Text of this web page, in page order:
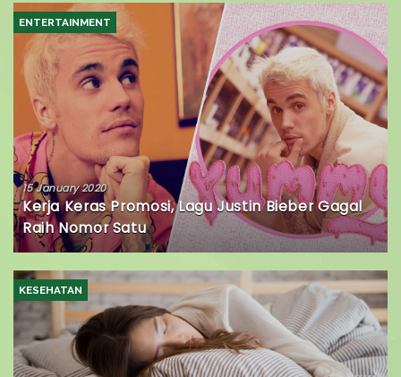
ENTERTAINMENT
15 January 2020
Kerja Keras Promosi, Lagu Justin Bieber Gagal
Raih Nomor Satu
KESEHATAN